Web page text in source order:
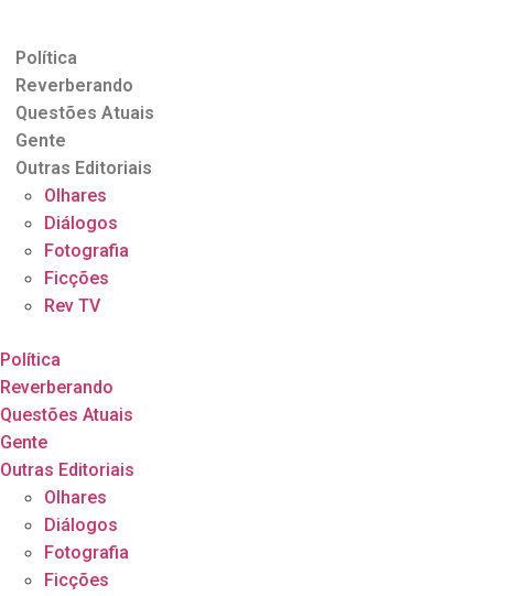
Política
Reverberando
Questões Atuais
Gente
Outras Editoriais
Olhares
Diálogos
Fotografia
Ficções
Rev TV
Política
Reverberando
Questões Atuais
Gente
Outras Editoriais
Olhares
Diálogos
Fotografia
Ficções